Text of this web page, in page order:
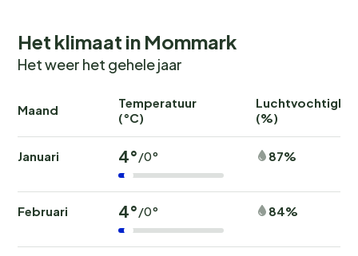
Het klimaat in Mommark
Het weer het gehele jaar
Maand
Temperatuur
(°C)
(%)
Januari 4°/0° 87%
Februari 4°/0° 84%